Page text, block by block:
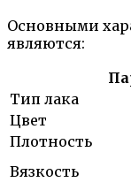
Основными
являются:
Тип лака
Цвет
Плотность
Вязкость